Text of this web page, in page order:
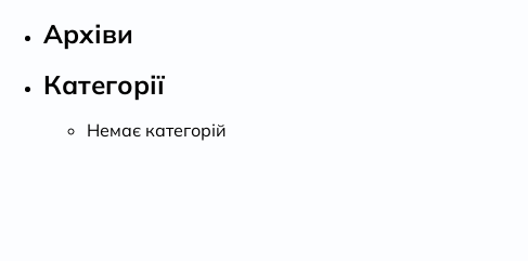
Архіви
Категорії
Немає категорій